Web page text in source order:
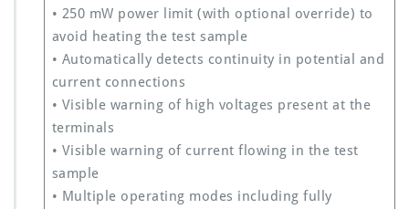
• 250 mW power limit (with optional override) to
avoid heating the test sample
• Automatically detects continuity in potential and
current connections
• Visible warning of high voltages present at the
terminals
• Visible warning of current flowing in the test
sample
• Multiple operating modes including fully